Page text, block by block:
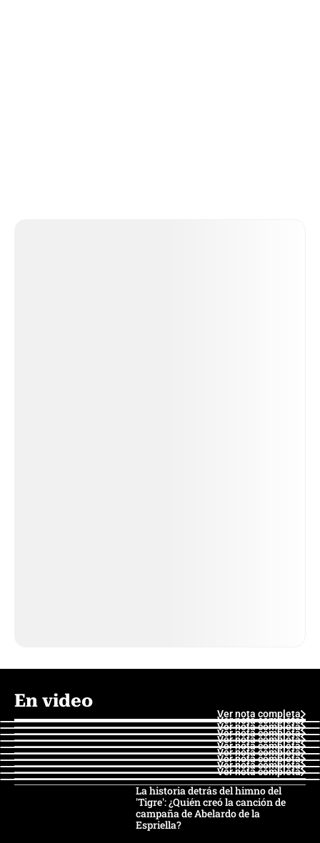
En video
Ver nota completa
Ver nota completa
Ver nota completa
Ver nota completa
Ver nota completa
Ver nota completa
Ver nota completa
Ver nota completa
Ver nota completa
Ver nota completa
La historia detrás del himno del
'Tigre': ¿Quién creó la canción de
campaña de Abelardo de la
Espriella?